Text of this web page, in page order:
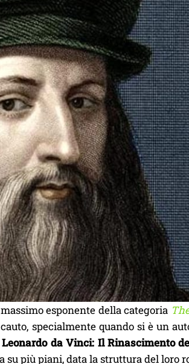
esponente della categoria
specialmente quando si è un
Leonardo da Vinci: Il Rinascimento
su più piani, data la struttura del loro